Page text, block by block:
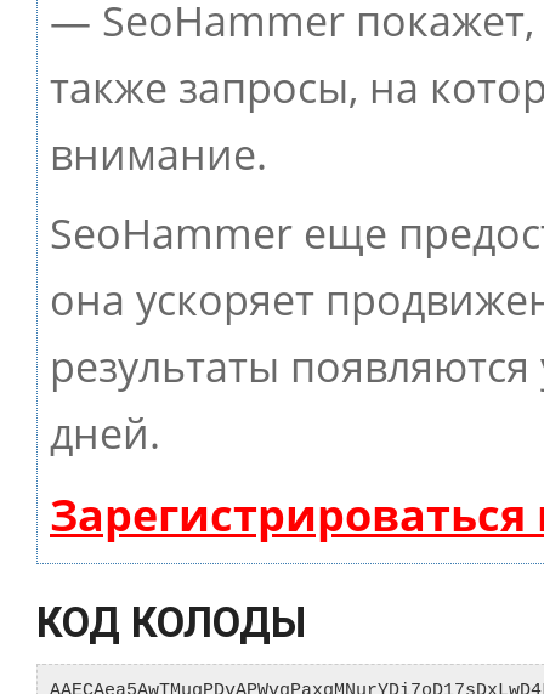
— SeoHammer покажет,
также запросы, на
внимание.
SeoHammer еще
она ускоряет
результаты
дней.
КОД КОЛОДЫ